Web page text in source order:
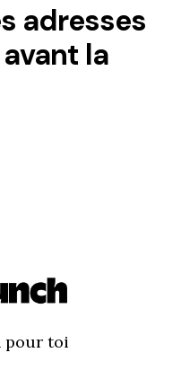
adresses
la
pour toi